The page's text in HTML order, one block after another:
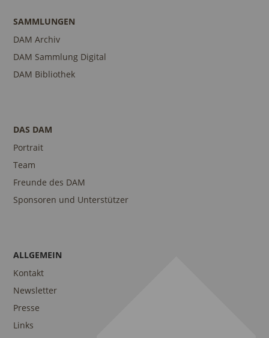
SAMMLUNGEN
DAM Archiv
DAM Sammlung Digital
DAM Bibliothek
DAS DAM
Portrait
Team
Freunde des DAM
Sponsoren und Unterstützer
ALLGEMEIN
Kontakt
Newsletter
Presse
Links